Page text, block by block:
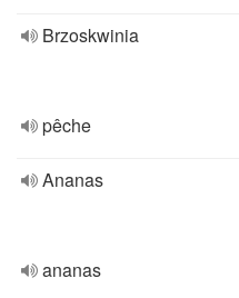
Brzoskwinia
pêche
Ananas
ananas